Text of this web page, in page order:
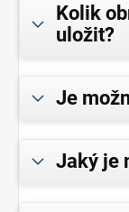
Kolik
uložit?
Je
Jaký je